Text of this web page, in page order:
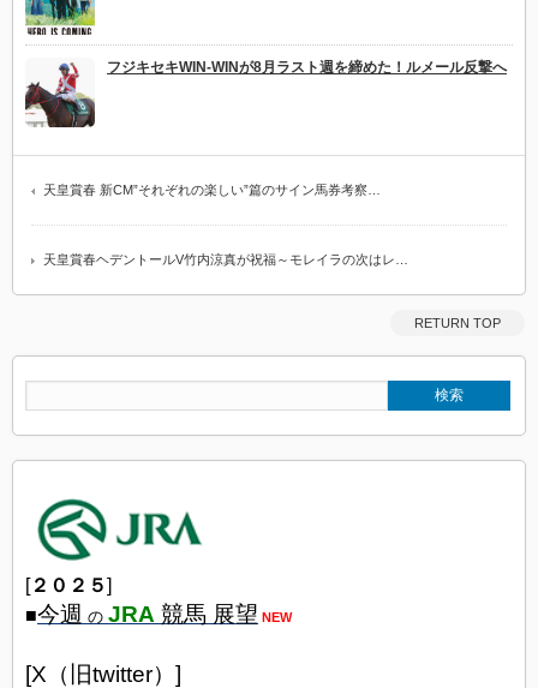
フジキセキWIN-WINが8月ラスト週を締めた！ルメール反撃へ
天皇賞春 新CM”それぞれの楽しい”篇のサイン馬券考察…
天皇賞春ヘデントールV竹内涼真が祝福～モレイラの次はレ…
RETURN TOP
[２０２５]
■今週 の JRA 競馬 展望 NEW
[X（旧twitter）]